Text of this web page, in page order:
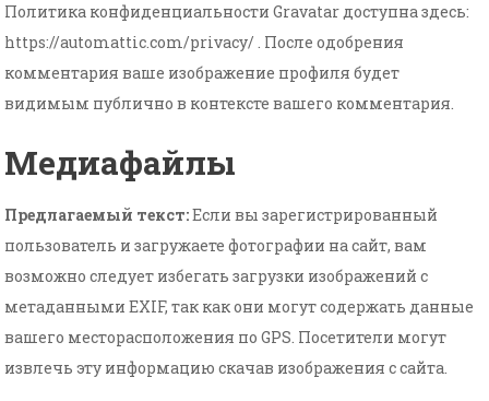
Политика конфиденциальности Gravatar доступна здесь:
https://automattic.com/privacy/ . После одобрения
комментария ваше изображение профиля будет
видимым публично в контексте вашего комментария.
Медиафайлы
Предлагаемый текст:Если вы зарегистрированный
пользователь и загружаете фотографии на сайт, вам
возможно следует избегать загрузки изображений с
метаданными EXIF, так как они могут содержать данные
вашего месторасположения по GPS. Посетители могут
извлечь эту информацию скачав изображения с сайта.